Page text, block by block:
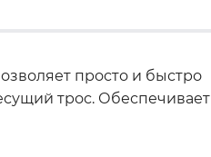
просто и быстро
трос. Обеспечивает